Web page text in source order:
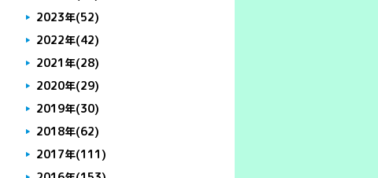
2023年(52)
2022年(42)
2021年(28)
2020年(29)
2019年(30)
2018年(62)
2017年(111)